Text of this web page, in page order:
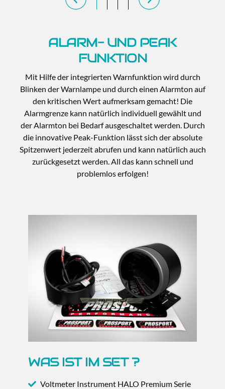
ALARM- UND PEAK
FUNKTION
Mit Hilfe der integrierten Warnfunktion wird durch
Blinken der Warnlampe und durch einen Alarmton auf
den kritischen Wert aufmerksam gemacht! Die
Alarmgrenze kann natürlich individuell gewählt und
der Alarmton bei Bedarf ausgeschaltet werden. Durch
die innovative Peak-Funktion lässt sich der absolute
Spitzenwert jederzeit abrufen und kann natürlich auch
zurückgesetzt werden. All das kann schnell und
problemlos erfolgen!
WAS IST IM SET ?
Voltmeter Instrument HALO Premium Serie